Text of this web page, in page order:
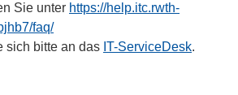
Sie unter https://help.itc.rwth-
faq/
sich bitte an das IT-ServiceDesk.